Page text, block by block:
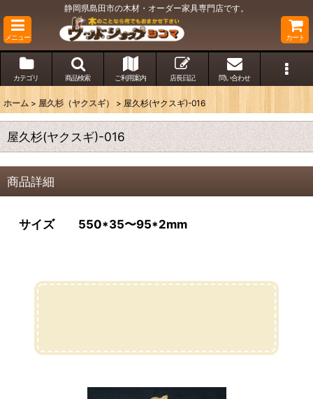
静岡県島田市の木材・オーダー家具専門店です。
メニュー カート
カテゴリ 商品検索 ご利用案内 店長日記 問い合わせ
ホーム > 屋久杉（ヤクスギ） > 屋久杉(ヤクスギ)-016
屋久杉(ヤクスギ)-016
商品詳細
サイズ 550*35〜95*2mm